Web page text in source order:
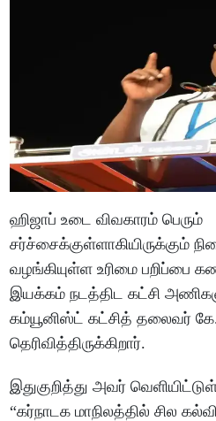
ஹிஜாப் உடை விவகாரம் பெரும்
சர்ச்சைக்குள்ளாகியிருக்கும்
வழங்கியுள்ள உரிமை பறிப்பை
இயக்கம் நடத்திட கட்சி
கம்யூனிஸ்ட் கட்சித் தலைவர்
தெரிவித்திருக்கிறார்.
இதுகுறித்து அவர்
“கர்நாடக மாநிலத்தில் சில